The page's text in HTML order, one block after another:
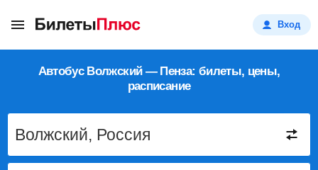
Вход
Автобус Волжский — Пенза: билеты, цены,
расписание